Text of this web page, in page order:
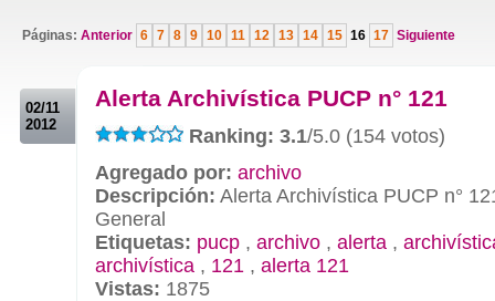
Páginas: Anterior 6 7 8 9 10 11 12 13 14 15 16 17 Siguiente
02/11
2012
Alerta Archivística PUCP n° 121
Ranking: 3.1/5.0 (154 votos)
Agregado por: archivo
Descripción: Alerta Archivística PUCP n°
General
Etiquetas: pucp , archivo , alerta ,
archivística , 121 , alerta 121
Vistas: 1875